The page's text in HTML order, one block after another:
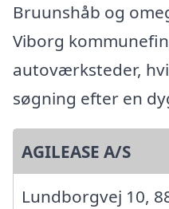
Bruunshåb og
Viborg
autoværksteder,
søgning efter en
AGILEASE A/S
Lundborgvej 10,